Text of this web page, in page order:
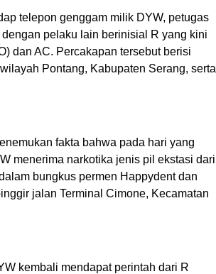
telepon genggam milik DYW, petugas
pelaku lain berinisial R yang kini
dan AC. Percakapan tersebut berisi
Pontang, Kabupaten Serang, serta
fakta bahwa pada hari yang
menerima narkotika jenis pil ekstasi dari
bungkus permen Happydent dan
jalan Terminal Cimone, Kecamatan
kembali mendapat perintah dari R